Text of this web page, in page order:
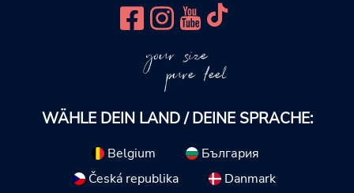
your size
pure feel
WÄHLE DEIN LAND / DEINE SPRACHE:
Belgium
България
Česká republika
Danmark